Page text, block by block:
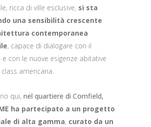
ricca di ville esclusive, si sta
una sensibilità crescente
contemporanea
, capace di dialogare con il
e con le nuove esigenze abitative
class americana.
qui, nel quartiere di Cornfield,
ha partecipato a un progetto
di alta gamma, curato da un